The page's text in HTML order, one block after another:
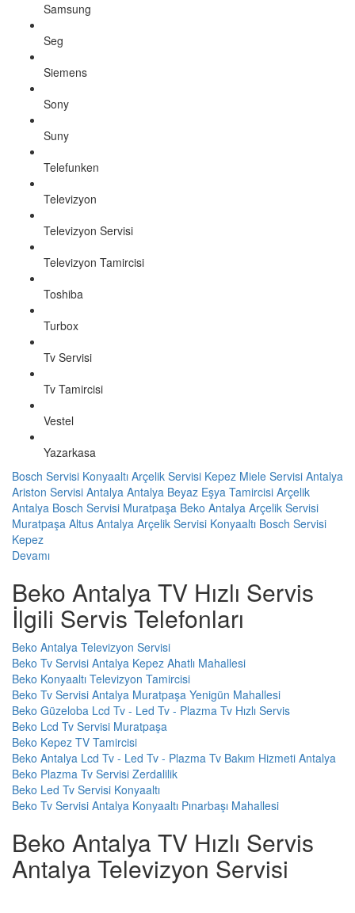
Samsung
Seg
Siemens
Sony
Suny
Telefunken
Televizyon
Televizyon Servisi
Televizyon Tamircisi
Toshiba
Turbox
Tv Servisi
Tv Tamircisi
Vestel
Yazarkasa
Bosch Servisi Konyaaltı Arçelik Servisi Kepez Miele Servisi Antalya
Ariston Servisi Antalya Antalya Beyaz Eşya Tamircisi Arçelik
Antalya Bosch Servisi Muratpaşa Beko Antalya Arçelik Servisi
Muratpaşa Altus Antalya Arçelik Servisi Konyaaltı Bosch Servisi
Kepez
Devamı
Beko Antalya TV Hızlı Servis
İlgili Servis Telefonları
Beko Antalya Televizyon Servisi
Beko Tv Servisi Antalya Kepez Ahatlı Mahallesi
Beko Konyaaltı Televizyon Tamircisi
Beko Tv Servisi Antalya Muratpaşa Yenigün Mahallesi
Beko Güzeloba Lcd Tv - Led Tv - Plazma Tv Hızlı Servis
Beko Lcd Tv Servisi Muratpaşa
Beko Kepez TV Tamircisi
Beko Antalya Lcd Tv - Led Tv - Plazma Tv Bakım Hizmeti Antalya
Beko Plazma Tv Servisi Zerdalilik
Beko Led Tv Servisi Konyaaltı
Beko Tv Servisi Antalya Konyaaltı Pınarbaşı Mahallesi
Beko Antalya TV Hızlı Servis
Antalya Televizyon Servisi